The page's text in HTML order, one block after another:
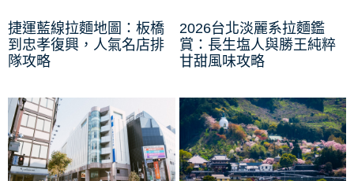
捷運藍線拉麵地圖：板橋
到忠孝復興，人氣名店排
隊攻略
2026台北淡麗系拉麵鑑
賞：長生塩人與勝王純粹
甘甜風味攻略